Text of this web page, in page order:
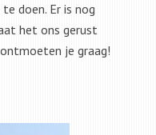
doen. Er is nog
het ons gerust
je graag!